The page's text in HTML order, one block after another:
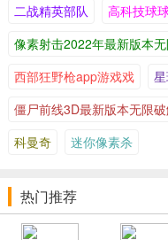
二战精英部队
高科技球
像素射击2022年最新版本
西部狂野枪app游戏戏
僵尸前线3D最新版本无限
科曼奇
迷你像素杀
热门推荐